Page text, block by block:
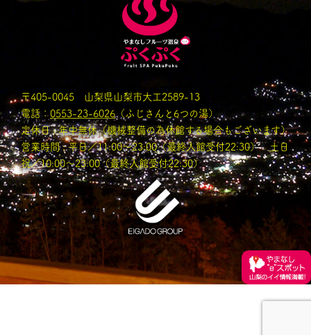
〒405-0045 山梨県山梨市大工2589-13
電話：0553-23-6026（ふじさんと6つの湯）
定休日 : 年中無休（機械整備の為休館する場合もございます）
営業時間 : 平日／11:00〜23:00（最終入館受付22:30） 土日
祝／10:00～23:00（最終入館受付22:30）